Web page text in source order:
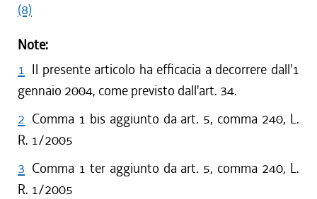
(8)
Note:
1 Il presente articolo ha efficacia a decorrere dall'1
gennaio 2004, come previsto dall'art. 34.
2 Comma 1 bis aggiunto da art. 5, comma 240, L.
R. 1/2005
3 Comma 1 ter aggiunto da art. 5, comma 240, L.
R. 1/2005